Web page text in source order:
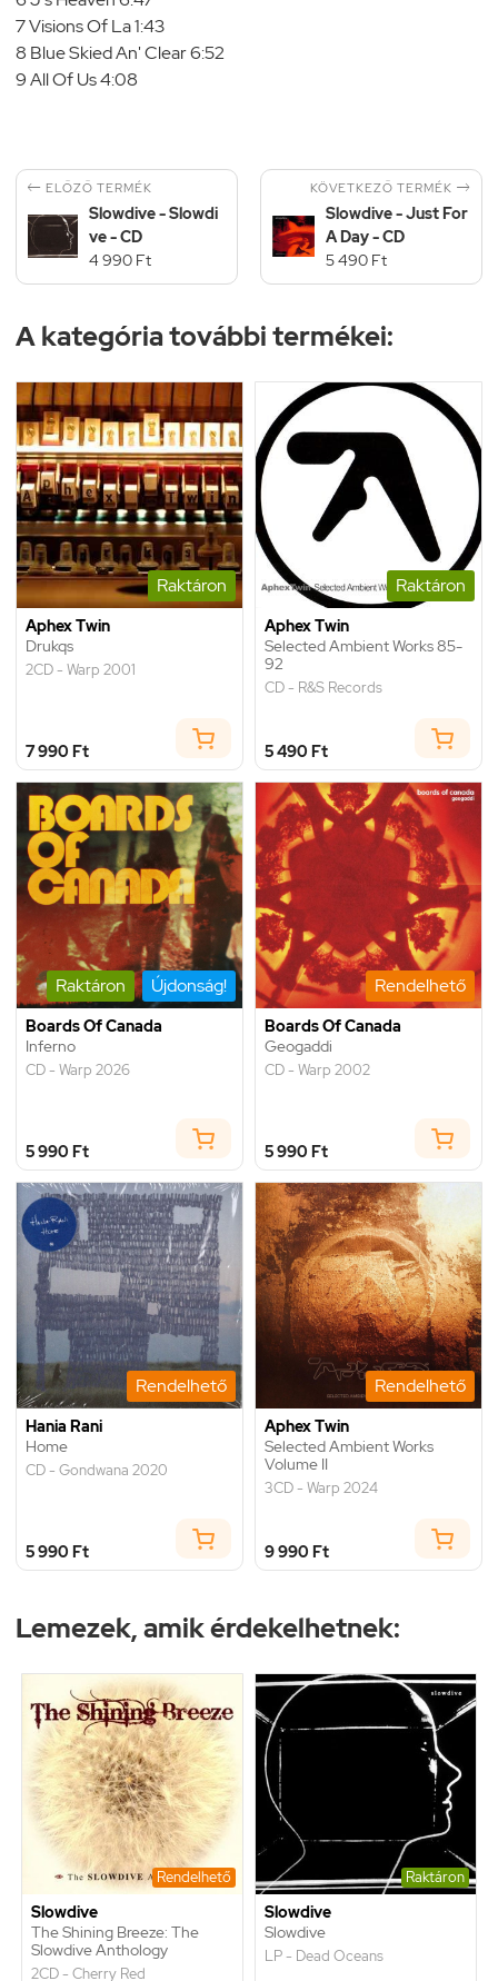
7 Visions Of La 1:43
8 Blue Skied An' Clear 6:52
9 All Of Us 4:08
 ELŐZŐ TERMÉK
Slowdive - Slowdi
ve - CD
4 990 Ft
KÖVETKEZŐ TERMÉK 
Slowdive - Just For
A Day - CD
5 490 Ft
A kategória további termékei:
Raktáron
Aphex Twin
Drukqs
2CD - Warp 2001
7 990 Ft
Raktáron
Aphex Twin
Selected Ambient Works 85-
92
CD - R&S Records
5 490 Ft
Raktáron Újdonság!
Boards Of Canada
Inferno
CD - Warp 2026
5 990 Ft
Rendelhető
Boards Of Canada
Geogaddi
CD - Warp 2002
5 990 Ft
Rendelhető
Hania Rani
Home
CD - Gondwana 2020
5 990 Ft
Rendelhető
Aphex Twin
Selected Ambient Works
Volume II
3CD - Warp 2024
9 990 Ft
Lemezek, amik érdekelhetnek:
Rendelhető
Slowdive
The Shining Breeze: The
Slowdive Anthology
2CD - Cherry Red
Raktáron
Slowdive
Slowdive
LP - Dead Oceans